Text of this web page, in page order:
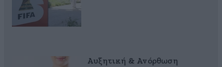
Αυξητική & Ανόρθωση